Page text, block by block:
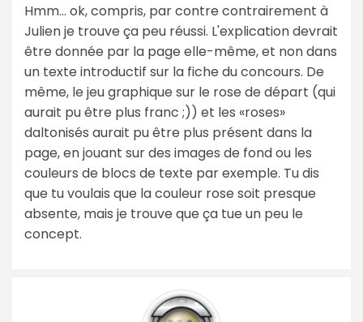
Hmm... ok, compris, par contre contrairement à
Julien je trouve ça peu réussi. L'explication devrait
être donnée par la page elle-même, et non dans
un texte introductif sur la fiche du concours. De
même, le jeu graphique sur le rose de départ (qui
aurait pu être plus franc ;)) et les «roses»
daltonisés aurait pu être plus présent dans la
page, en jouant sur des images de fond ou les
couleurs de blocs de texte par exemple. Tu dis
que tu voulais que la couleur rose soit presque
absente, mais je trouve que ça tue un peu le
concept.